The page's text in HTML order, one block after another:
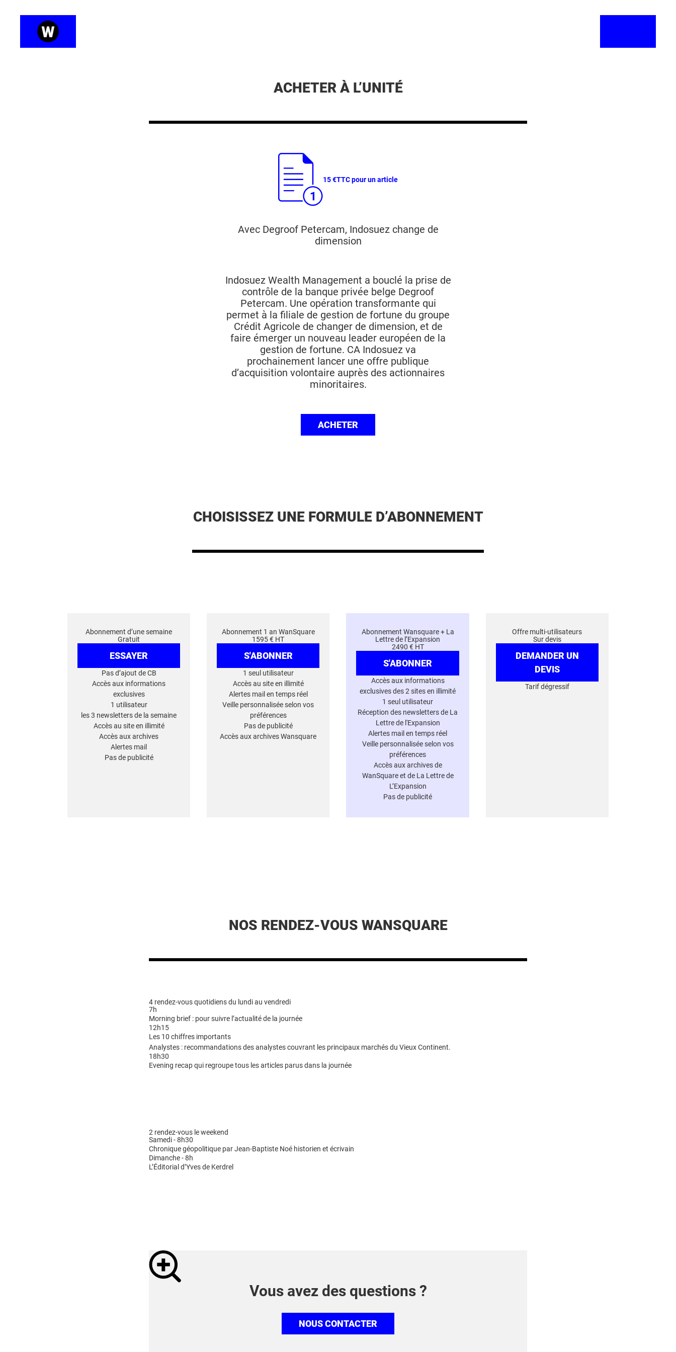
ACHETER À L’UNITÉ
15 €TTC pour un article
Avec Degroof Petercam, Indosuez change de
dimension
Indosuez Wealth Management a bouclé la prise de
contrôle de la banque privée belge Degroof
Petercam. Une opération transformante qui
permet à la filiale de gestion de fortune du groupe
Crédit Agricole de changer de dimension, et de
faire émerger un nouveau leader européen de la
gestion de fortune. CA Indosuez va
prochainement lancer une offre publique
d’acquisition volontaire auprès des actionnaires
minoritaires.
ACHETER
CHOISISSEZ UNE FORMULE D’ABONNEMENT
Abonnement d’une semaine
Gratuit
ESSAYER
Pas d’ajout de CB
Accès aux informations
exclusives
1 utilisateur
les 3 newsletters de la semaine
Accès au site en illimité
Accès aux archives
Alertes mail
Pas de publicité
Abonnement 1 an WanSquare
1595 € HT
S'ABONNER
1 seul utilisateur
Accès au site en illimité
Alertes mail en temps réel
Veille personnalisée selon vos
préférences
Pas de publicité
Accès aux archives Wansquare
Abonnement Wansquare + La
Lettre de l’Expansion
2490 € HT
S'ABONNER
Accès aux informations
exclusives des 2 sites en illimité
1 seul utilisateur
Réception des newsletters de La
Lettre de l'Expansion
Alertes mail en temps réel
Veille personnalisée selon vos
préférences
Accès aux archives de
WanSquare et de La Lettre de
L’Expansion
Pas de publicité
Offre multi-utilisateurs
Sur devis
DEMANDER UN
DEVIS
Tarif dégressif
NOS RENDEZ-VOUS WANSQUARE
4 rendez-vous quotidiens du lundi au vendredi
7h
Morning brief : pour suivre l’actualité de la journée
12h15
Les 10 chiffres importants
Analystes : recommandations des analystes couvrant les principaux marchés du Vieux Continent.
18h30
Evening recap qui regroupe tous les articles parus dans la journée
2 rendez-vous le weekend
Samedi - 8h30
Chronique géopolitique par Jean-Baptiste Noé historien et écrivain
Dimanche - 8h
L’Éditorial d’Yves de Kerdrel
Vous avez des questions ?
NOUS CONTACTER